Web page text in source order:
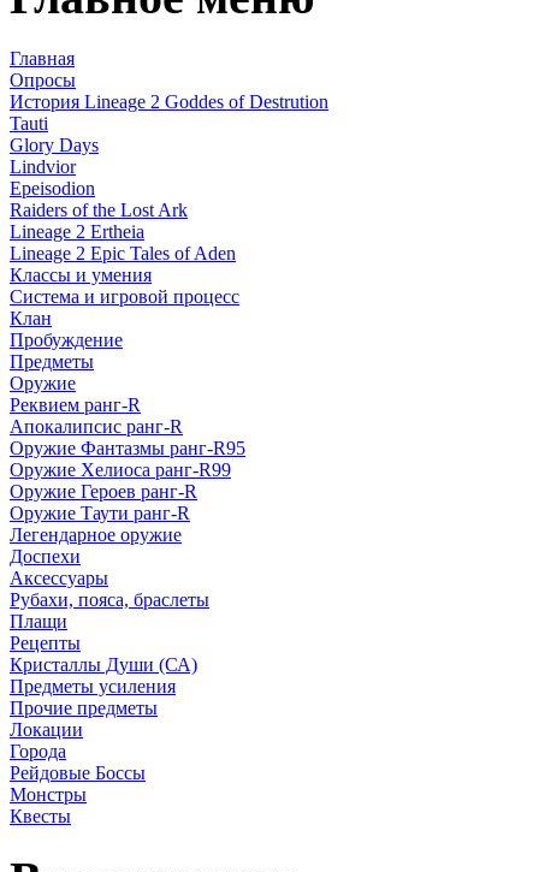
Главная
Опросы
История Lineage 2 Goddes of Destrution
Tauti
Glory Days
Lindvior
Epeisodion
Raiders of the Lost Ark
Lineage 2 Ertheia
Lineage 2 Epic Tales of Aden
Классы и умения
Система и игровой процесс
Клан
Пробуждение
Предметы
Оружие
Реквием ранг-R
Апокалипсис ранг-R
Оружие Фантазмы ранг-R95
Оружие Хелиоса ранг-R99
Оружие Героев ранг-R
Оружие Таути ранг-R
Легендарное оружие
Доспехи
Аксессуары
Рубахи, пояса, браслеты
Плащи
Рецепты
Кристаллы Души (СА)
Предметы усиления
Прочие предметы
Локации
Города
Рейдовые Боссы
Монстры
Квесты